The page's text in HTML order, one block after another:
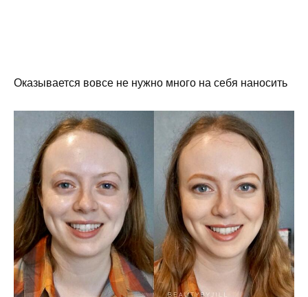
Оказывается вовсе не нужно много на себя наносить